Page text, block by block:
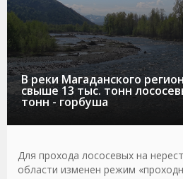
В реки Магаданского
свыше 13 тыс. тонн
тонн - горбуша
Для прохода лососевых на
области изменен режим